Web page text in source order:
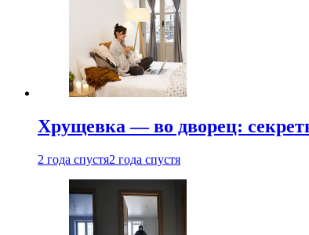
Хрущевка — во дворец:
2 года спустя2 года спустя